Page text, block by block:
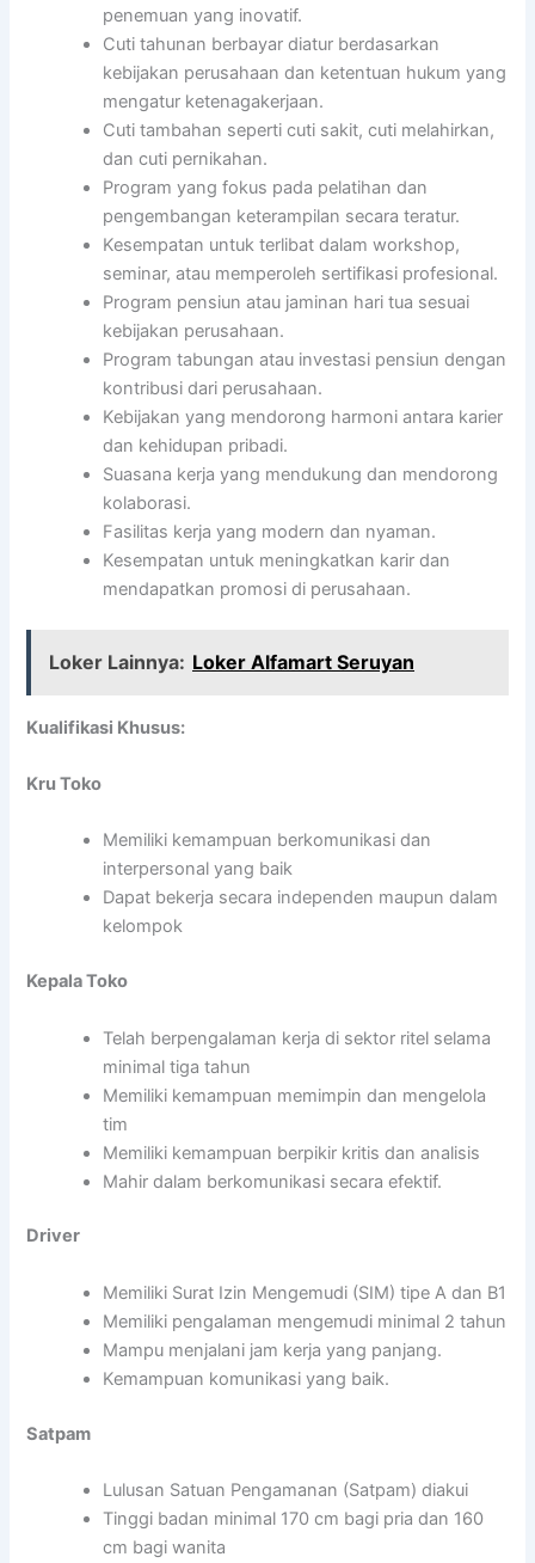
penemuan yang inovatif.
Cuti tahunan berbayar diatur berdasarkan
kebijakan perusahaan dan ketentuan hukum yang
mengatur ketenagakerjaan.
Cuti tambahan seperti cuti sakit, cuti melahirkan,
dan cuti pernikahan.
Program yang fokus pada pelatihan dan
pengembangan keterampilan secara teratur.
Kesempatan untuk terlibat dalam workshop,
seminar, atau memperoleh sertifikasi profesional.
Program pensiun atau jaminan hari tua sesuai
kebijakan perusahaan.
Program tabungan atau investasi pensiun dengan
kontribusi dari perusahaan.
Kebijakan yang mendorong harmoni antara karier
dan kehidupan pribadi.
Suasana kerja yang mendukung dan mendorong
kolaborasi.
Fasilitas kerja yang modern dan nyaman.
Kesempatan untuk meningkatkan karir dan
mendapatkan promosi di perusahaan.
Loker Lainnya: Loker Alfamart Seruyan
Kualifikasi Khusus:
Kru Toko
Memiliki kemampuan berkomunikasi dan
interpersonal yang baik
Dapat bekerja secara independen maupun dalam
kelompok
Kepala Toko
Telah berpengalaman kerja di sektor ritel selama
minimal tiga tahun
Memiliki kemampuan memimpin dan mengelola
tim
Memiliki kemampuan berpikir kritis dan analisis
Mahir dalam berkomunikasi secara efektif.
Driver
Memiliki Surat Izin Mengemudi (SIM) tipe A dan B1
Memiliki pengalaman mengemudi minimal 2 tahun
Mampu menjalani jam kerja yang panjang.
Kemampuan komunikasi yang baik.
Satpam
Lulusan Satuan Pengamanan (Satpam) diakui
Tinggi badan minimal 170 cm bagi pria dan 160
cm bagi wanita